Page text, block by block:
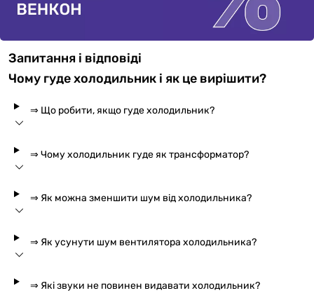
Запитання і відповіді
Чому гуде холодильник і як це вирішити?
⇒ Що робити, якщо гуде холодильник?
⇒ Чому холодильник гуде як трансформатор?
⇒ Як можна зменшити шум від холодильника?
⇒ Як усунути шум вентилятора холодильника?
⇒ Які звуки не повинен видавати холодильник?